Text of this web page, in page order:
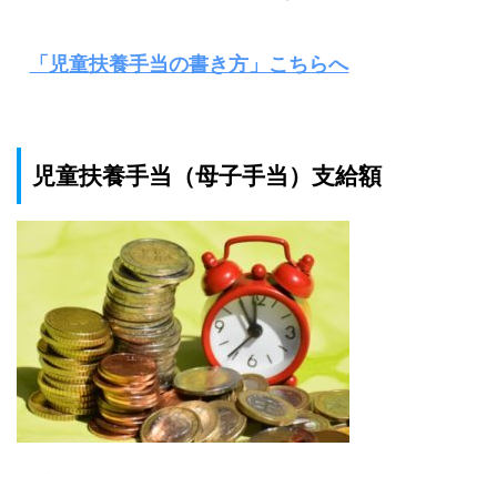
「児童扶養手当の書き方」こちらへ
児童扶養手当（母子手当）支給額